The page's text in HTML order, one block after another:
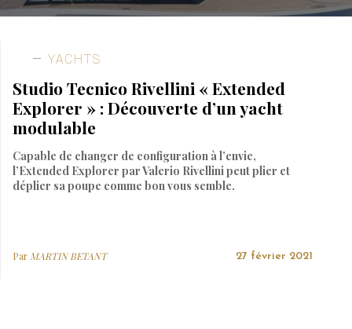
YACHTS
Studio Tecnico Rivellini « Extended
Explorer » : Découverte d’un yacht
modulable
Capable de changer de configuration à l’envie,
l’Extended Explorer par Valerio Rivellini peut plier et
déplier sa poupe comme bon vous semble.
Par MARTIN BETANT 27 février 2021